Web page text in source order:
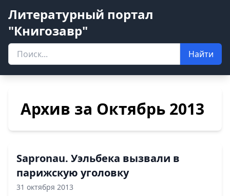
Литературный портал
"Книгозавр"
Найти
Архив за Октябрь 2013
Sapronau. Уэльбека вызвали в
парижскую уголовку
31 октября 2013